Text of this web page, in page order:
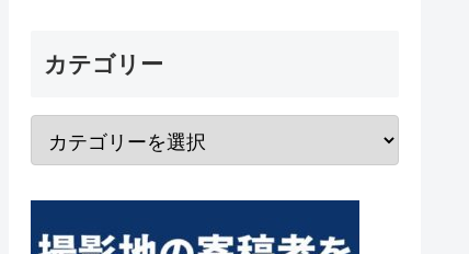
カテゴリー